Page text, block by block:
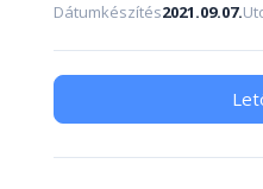
Dátumkészítés2021.09.07.